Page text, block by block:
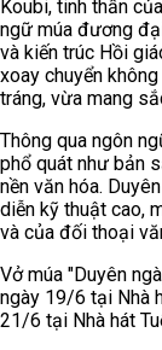
Koubi, tinh thần
ngữ múa đương
và kiến trúc Hồi
xoay chuyển
tráng, vừa mang
Thông qua ngôn
phổ quát như bản
nền văn hóa.
diễn kỹ thuật cao,
và của đối thoại
Vở múa "Duyên
ngày 19/6 tại Nhà
21/6 tại Nhà hát